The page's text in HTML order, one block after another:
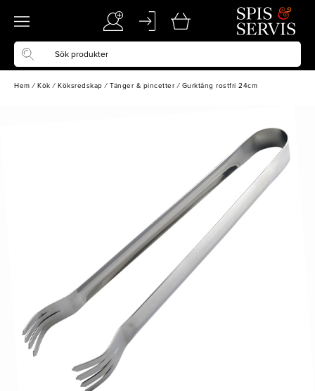
Hem / Kök / Köksredskap / Tänger & pincetter / Gurktång rostfri 24cm